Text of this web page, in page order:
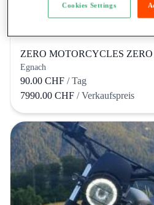
ZERO MOTORCYCLES
Egnach
90.00 CHF / Tag
7990.00 CHF / Verkaufspreis
Cookies Settings